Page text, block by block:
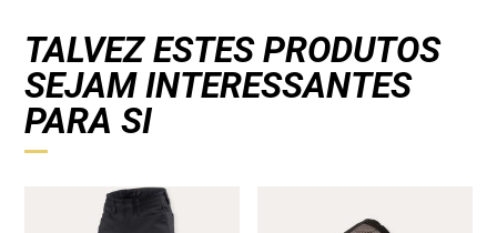
TALVEZ ESTES PRODUTOS
SEJAM INTERESSANTES
PARA SI